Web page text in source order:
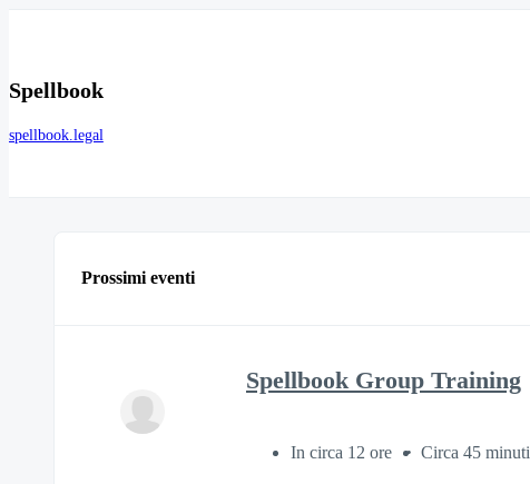
Spellbook
spellbook.legal
Prossimi eventi
Spellbook Group Training
In circa 12 ore Circa 45 minuti